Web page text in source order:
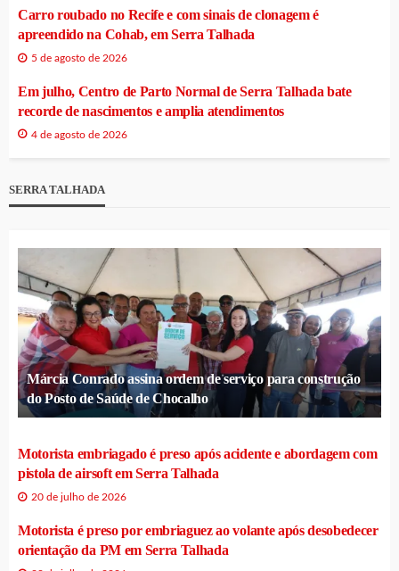
Carro roubado no Recife e com sinais de clonagem é
apreendido na Cohab, em Serra Talhada
5 de agosto de 2026
Em julho, Centro de Parto Normal de Serra Talhada bate
recorde de nascimentos e amplia atendimentos
4 de agosto de 2026
SERRA TALHADA
Márcia Conrado assina ordem de serviço para construção
do Posto de Saúde de Chocalho
Motorista embriagado é preso após acidente e abordagem com
pistola de airsoft em Serra Talhada
20 de julho de 2026
Motorista é preso por embriaguez ao volante após desobedecer
orientação da PM em Serra Talhada